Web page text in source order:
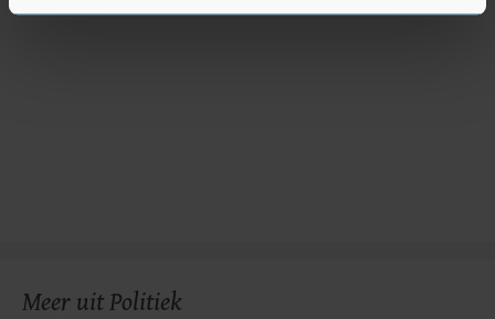
U kunt uw toestemming op elk moment wijzigen of
Meer uit Politiek